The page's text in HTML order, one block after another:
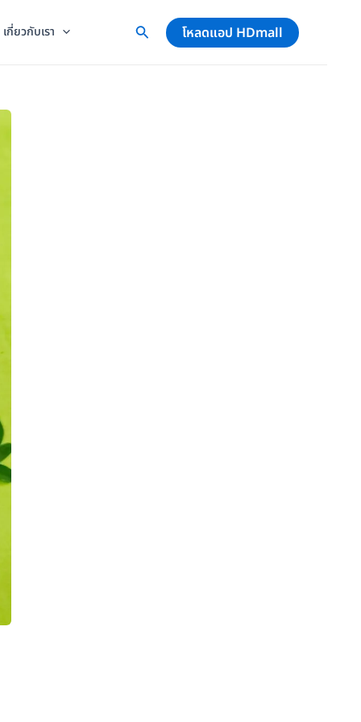
เกี่ยวกับเรา โหลดแอป HDmall